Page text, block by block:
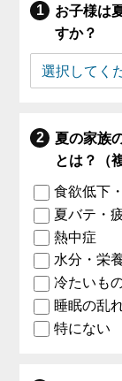
お子様は
すか？
夏の家族
とは？（
食欲低下
夏バテ・
熱中症
水分・栄
冷たいも
睡眠の乱
特にない